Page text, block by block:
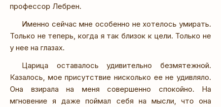
профессор Лебрен.
Именно сейчас мне особенно не хотелось умирать.
Только не теперь, когда я так близок к цели. Только не
у нее на глазах.
Царица оставалось удивительно безмятежной.
Казалось, мое присутствие нисколько ее не удивляло.
Она взирала на меня совершенно спокойно. На
мгновение я даже поймал себя на мысли, что она